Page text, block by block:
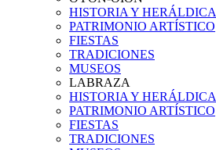
HISTORIA Y HERÁLDICA
PATRIMONIO ARTÍSTICO
FIESTAS
TRADICIONES
MUSEOS
LABRAZA
HISTORIA Y HERÁLDICA
PATRIMONIO ARTÍSTICO
FIESTAS
TRADICIONES